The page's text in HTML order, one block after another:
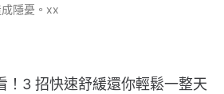
隱憂。xx
！3 招快速舒緩還你輕鬆一整天